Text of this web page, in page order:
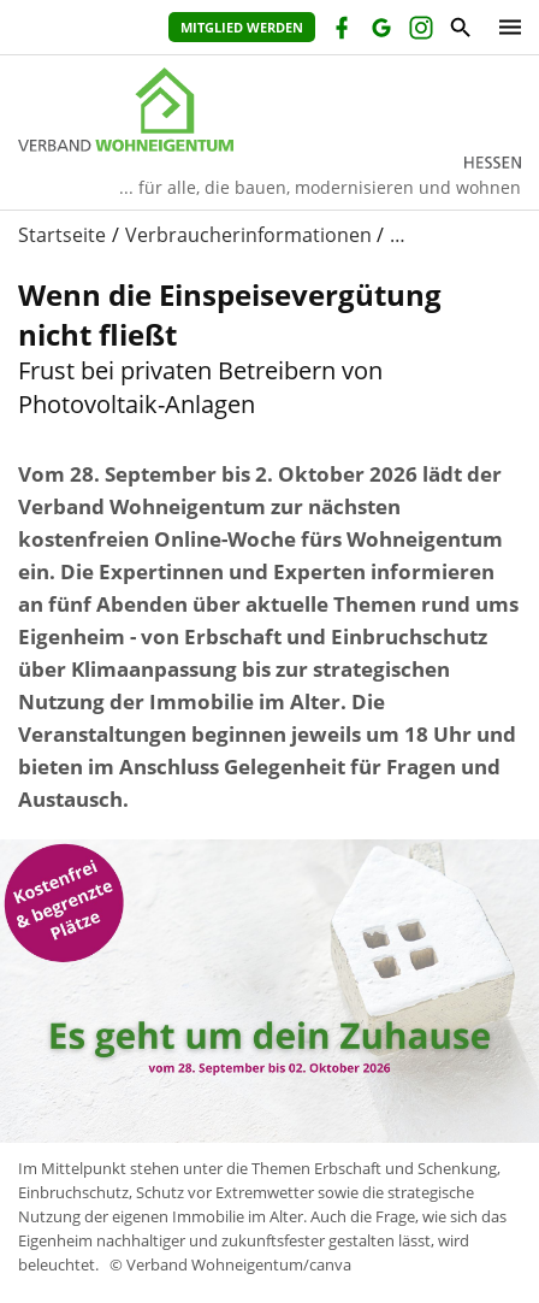
MITGLIED WERDEN
... für alle, die bauen, modernisieren und wohnen
Startseite Verbraucherinformationen …
Wenn die Einspeisevergütung
nicht fließt
Frust bei privaten Betreibern von
Photovoltaik-Anlagen
Vom 28. September bis 2. Oktober 2026 lädt der
Verband Wohneigentum zur nächsten
kostenfreien Online-Woche fürs Wohneigentum
ein. Die Expertinnen und Experten informieren
an fünf Abenden über aktuelle Themen rund ums
Eigenheim - von Erbschaft und Einbruchschutz
über Klimaanpassung bis zur strategischen
Nutzung der Immobilie im Alter. Die
Veranstaltungen beginnen jeweils um 18 Uhr und
bieten im Anschluss Gelegenheit für Fragen und
Austausch.
Im Mittelpunkt stehen unter die Themen Erbschaft und Schenkung,
Einbruchschutz, Schutz vor Extremwetter sowie die strategische
Nutzung der eigenen Immobilie im Alter. Auch die Frage, wie sich das
Eigenheim nachhaltiger und zukunftsfester gestalten lässt, wird
beleuchtet. © Verband Wohneigentum/canva